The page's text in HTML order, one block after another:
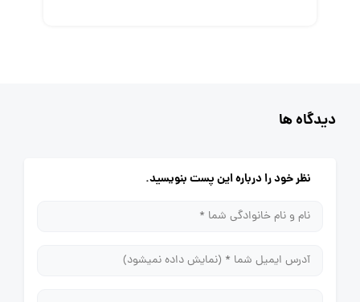
دیدگاه ها
نظر خود را درباره این پست بنویسید.